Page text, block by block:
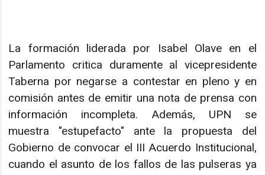
La formación liderada por Isabel Olave en el
Parlamento critica duramente al vicepresidente
Taberna por negarse a contestar en pleno y en
comisión antes de emitir una nota de prensa con
información incompleta. Además, UPN se
muestra "estupefacto" ante la propuesta del
Gobierno de convocar el III Acuerdo Institucional,
cuando el asunto de los fallos de las pulseras ya